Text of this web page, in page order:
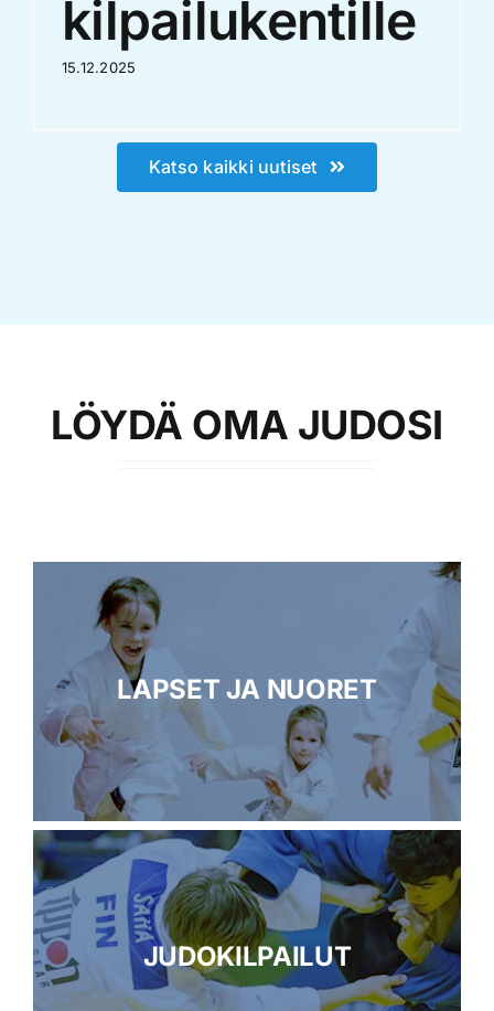
kilpailukentille
15.12.2025
Katso kaikki uutiset
LÖYDÄ OMA JUDOSI
LAPSET JA NUORET
JUDOKILPAILUT